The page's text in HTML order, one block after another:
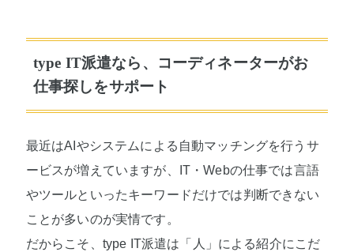
type IT派遣なら、コーディネーターがお
仕事探しをサポート
最近はAIやシステムによる自動マッチングを行うサ
ービスが増えていますが、IT・Webの仕事では言語
やツールといったキーワードだけでは判断できない
ことが多いのが実情です。
だからこそ、type IT派遣は「人」による紹介にこだ